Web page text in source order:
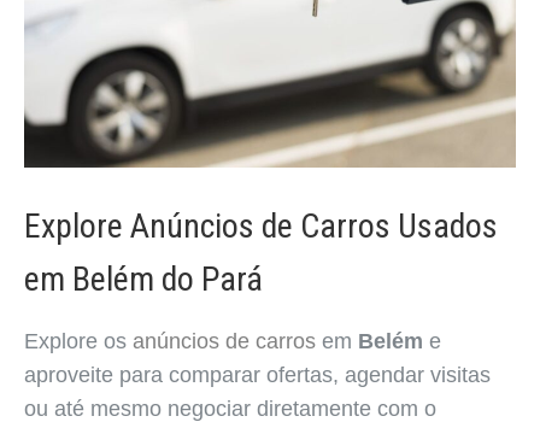
Explore Anúncios de Carros Usados
em Belém do Pará
Explore os anúncios de carros em Belém e
aproveite para comparar ofertas, agendar visitas
ou até mesmo negociar diretamente com o